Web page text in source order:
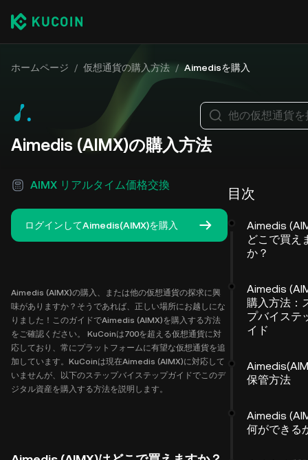
ホームページ / 仮想通貨の購入方法 / Aimedisを購入
Aimedis (AIMX)の購入方法
AIMX リアルタイム価格交換
ログインしてAimedis(AIMX)を購入
Aimedis (AIMX)の購入、または他の仮想通貨の探求に興
味がありますか？そうであれば、正しい場所にお越しにな
りました！このガイドでAimedis (AIMX)を購入する方法
をご確認ください。 KuCoinは700を超える仮想通貨に対
応しており、常にプラットフォームに有望な仮想通貨を追
加しています。KuCoinは現在Aimedis (AIMX)に対応して
いませんが、以下のステップバイステップガイドでこのデ
ジタル資産を購入する方法を説明します。
他の仮想通貨を
目次
Aimedis
どこで買え
か？
Aimedis
購入方法：
プバイステ
イド
保管方法
Aimedis
何ができる